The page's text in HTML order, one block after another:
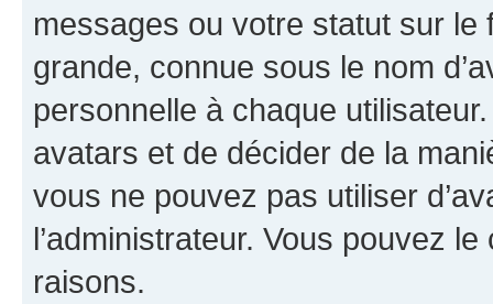
messages ou votre statut sur
grande, connue sous le nom
personnelle à chaque utilisateur.
avatars et de décider de la
vous ne pouvez pas utiliser
l’administrateur. Vous pouvez
raisons.